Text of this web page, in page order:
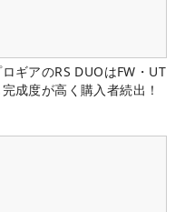
ギアのRS DUOはFW・UT
完成度が高く購入者続出！